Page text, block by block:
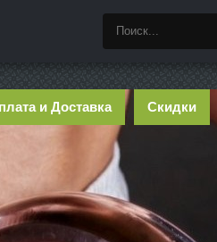
и Доставка Скидки